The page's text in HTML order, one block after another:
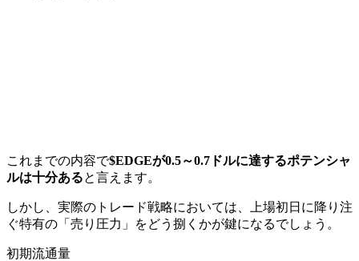
これまでの内容で$EDGEが0.5～0.7ドルに達するポテンシャ
ルは十分あると言えます。
しかし、実際のトレード戦略においては、上場初日に降り注
ぐ特有の「売り圧力」をどう捌くかが鍵になるでしょう。
初期流通量